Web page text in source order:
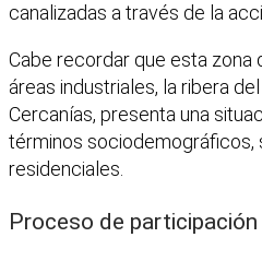
canalizadas a través de la
Cabe recordar que esta zona
áreas industriales, la ribera
Cercanías, presenta una
términos
residenciales.
Proceso de